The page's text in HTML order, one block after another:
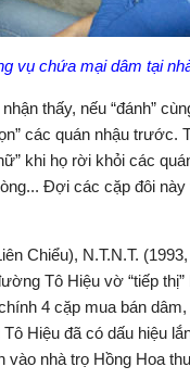
vụ chứa mại dâm tại
thấy, nếu “đánh”
các quán nhậu trước.
khi họ rời khỏi các
Đợi các cặp đôi
Chiểu), N.T.N.T.
Tô Hiệu vờ “tiếp thị”
4 cặp mua bán
Hiệu đã có dấu hiệu
nhà trọ Hồng Hoa